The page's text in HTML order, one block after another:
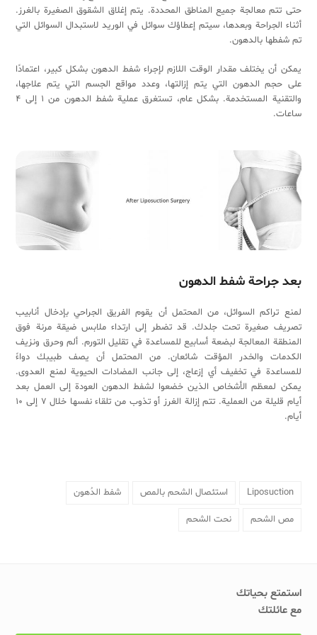
حتى تتم معالجة جميع المناطق المحددة. يتم إغلاق الشقوق الصغيرة بالغرز.
أثناء الجراحة وبعدها، سيتم إعطاؤك سوائل في الوريد لاستبدال السوائل التي
تم شفطها بالدهون.
يمكن أن يختلف مقدار الوقت اللازم لإجراء شفط الدهون بشكل كبير، اعتمادًا
على حجم الدهون التي يتم إزالتها، وعدد مواقع الجسم التي يتم علاجها،
والتقنية المستخدمة. بشكل عام، تستغرق عملية شفط الدهون من 1 إلى 4
ساعات.
بعد جراحة شفط الدهون
لمنع تراكم السوائل، من المحتمل أن يقوم الفريق الجراحي بإدخال أنابيب
تصريف صغيرة تحت جلدك. قد تضطر إلى ارتداء ملابس ضيقة مرنة فوق
المنطقة المعالجة لبضعة أسابيع للمساعدة في تقليل التورم. ألم وحرق ونزيف
الكدمات والخدر المؤقت شائعان. من المحتمل أن يصف طبيبك دواءً
للمساعدة في تخفيف أي إزعاج، إلى جانب المضادات الحيوية لمنع العدوى.
يمكن لمعظم الأشخاص الذين خضعوا لشفط الدهون العودة إلى العمل بعد
أيام قليلة من العملية. تتم إزالة الغرز أو تذوب من تلقاء نفسها خلال 7 إلى 10
أيام.
Liposuction استئصال الشحم بالمص شفط الدُهون
مص الشحم نحت الشحم
استمتع بحياتك
مع عائلتك